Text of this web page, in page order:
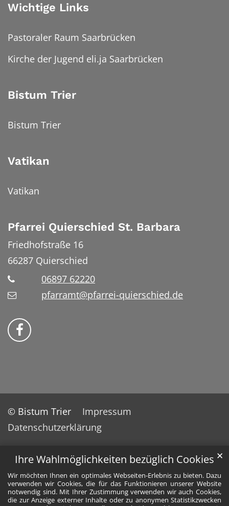
Ihre Wahlmöglichkeiten bezüglich Cookies
Wir möchten Ihnen ein optimales Webseiten-Erlebnis zu bieten. Dazu
verwenden wir Cookies, die für das Funktionieren unserer Website
notwendig sind. Mit Ihrer Zustimmung verwenden wir auch Cookies,
die zur Anzeige externer Inhalte oder zu anonymen Statistikzwecken
✕
Wichtige Links
Pastoraler Raum Saarbrücken
Kirche der Jugend eli.ja Saarbrücken
Bistum Trier
Bistum Trier
Vatikan
Vatikan
Pfarrei Quierschied St. Barbara
Friedhofstraße 16
66287 Quierschied
06897 62220
pfarramt@pfarrei-quierschied.de
Bistum Trier auf Facebook
© Bistum Trier
Impressum
Datenschutzerklärung